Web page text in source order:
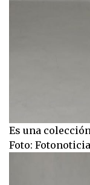
Es una
Foto: